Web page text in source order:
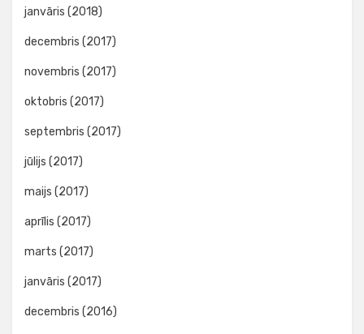
janvāris (2018)
decembris (2017)
novembris (2017)
oktobris (2017)
septembris (2017)
jūlijs (2017)
maijs (2017)
aprīlis (2017)
marts (2017)
janvāris (2017)
decembris (2016)